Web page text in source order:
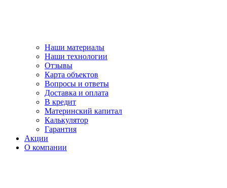
Наши материалы
Наши технологии
Отзывы
Карта объектов
Вопросы и ответы
Доставка и оплата
В кредит
Материнский капитал
Калькулятор
Гарантия
Акции
О компании